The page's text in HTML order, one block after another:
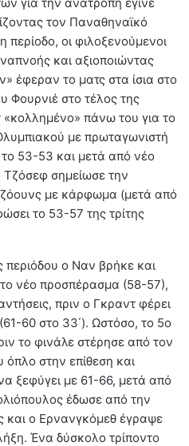
τον Παναθηναϊκό
περίοδο, οι φιλοξενούμενοι
και αξιοποιώντας
έφεραν το ματς στα ίσια στο
Φουρνιέ στο τέλος της
«κολλημένο» πάνω του για το
με πρωταγωνιστή
53-53 και μετά από νέο
σημείωσε την
με κάρφωμα (μετά από
το 53-57 της τρίτης
περιόδου ο Ναν βρήκε και
νέο προσπέρασμα (58-57),
πριν ο Γκραντ φέρει
60 στο 33΄). Ωστόσο, το 5ο
το φινάλε στέρησε από τον
στην επίθεση και
ξεφύγει με 61-66, μετά από
έδωσε από την
και ο Ερνανγκόμεθ έγραψε
Ένα δύσκολο τρίποντο